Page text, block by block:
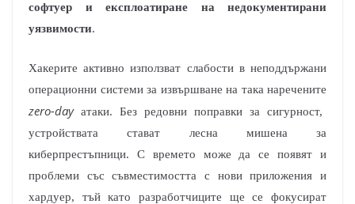
софтуер и експлоатиране на недокументирани
уязвимости.​
Хакерите активно използват слабости в неподдържани
операционни системи за извършване на така наречените
zero-dayатаки. Без редовни поправки за сигурност,
устройствата стават лесна мишена за
киберпрестъпници. С времето може да се появят и
проблеми със съвместимостта с нови приложения и
хардуер, тъй като разработчиците ще се фокусират